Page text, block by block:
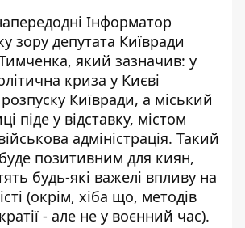
Інформатор
зору депутата Київради
який зазначив: у
криза у Києві
Київради, а міський
піде у відставку, містом
адміністрація. Такий
позитивним для киян,
будь-які важелі впливу на
(окрім, хіба що, методів
- але не у воєнний час).